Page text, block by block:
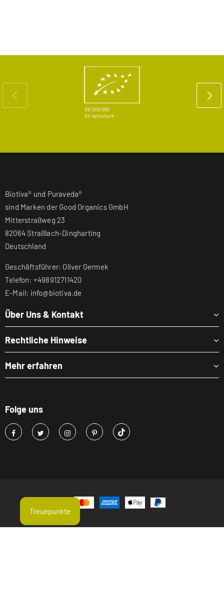
Biotiva® und Puraveda®
sind Marken der Good Organics GmbH
Mitterstraßweg 23
82064 Straßlach-Dingharting
Deutschland
Geschäftsführer: Oliver Germek
Telefon: +498912711420
E-Mail: info@biotiva.de
Über Uns & Kontakt
Rechtliche Hinweise
Mehr erfahren
Folge uns
Treuepunkte